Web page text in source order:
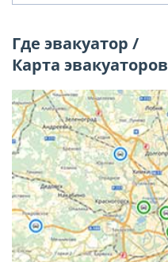
Где эвакуатор /
Карта эвакуаторов